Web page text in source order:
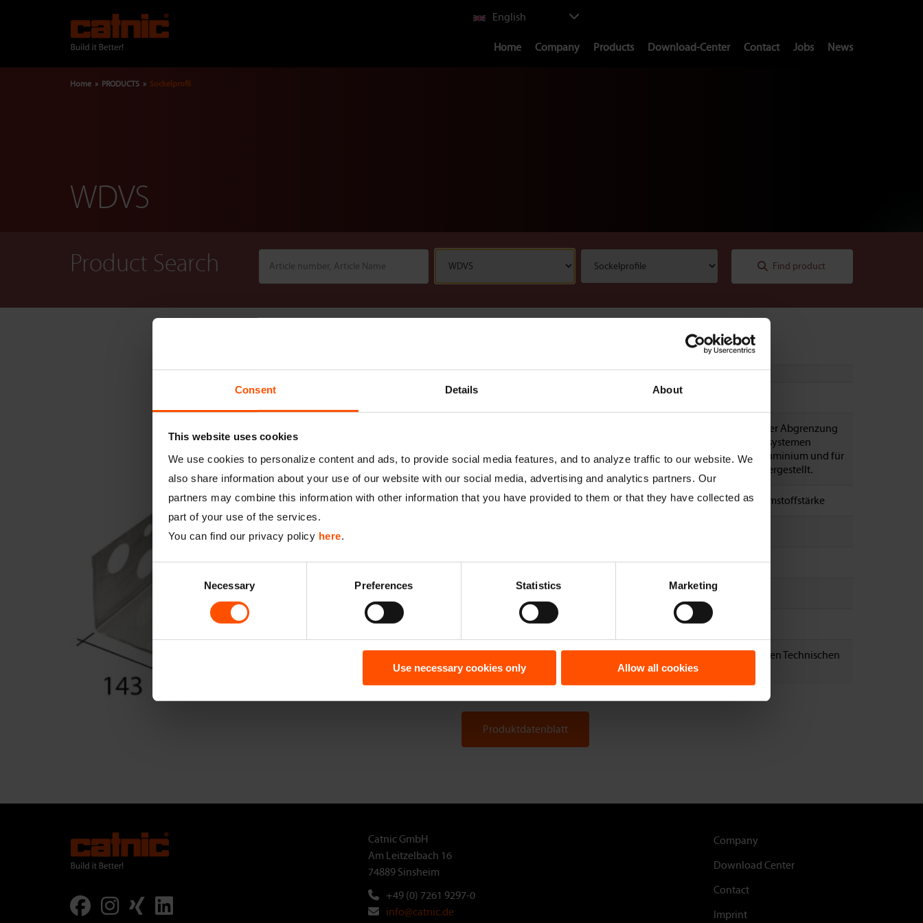
Consent Details About
This website uses cookies
We use cookies to personalize content and ads, to provide social media features, and to analyze traffic to our website. We
also share information about your use of our website with our social media, advertising and analytics partners. Our
partners may combine this information with other information that you have provided to them or that they have collected as
part of your use of the services.
You can find our privacy policy here.
Necessary Preferences Statistics Marketing
Use necessary cookies only Allow all cookies
Select
language
English
Main
Home Company Products Download-Center Contact Jobs News
Breadcrumb
Home PRODUCTS Sockelprofil
WDVS
Product Search
Product name
Sockelprofile werden als Abschluss oder Abgrenzung
der Fassade bei Wärmedämmverbundsystemen
(WDVS) eingesetzt. Sie werden aus Aluminium und für
unterschiedliche Dämmstoffstärken hergestellt.
Maße Lichte Weite 143 mm für 140 mm Dämmstoffstärke
Standardlängen 250 cm
1 Bund = 10 Stangen
Menge/Palette
DOP/Leistungserklärung
Entspricht keiner hEN bzw. Europäischen Technischen
Bewertung
Produktdatenblatt
Catnic GmbH
Am Leitzelbach 16
74889 Sinsheim
+49 (0) 7261 9297-0
info@catnic.de
Footer
Company
Download Center
Contact
Imprint